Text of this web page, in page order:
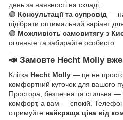
день за наявності на складі;
🟢 Консультації та супровід —
підібрати оптимальний варіант
🟢 Можливість самовитягу з
огляньте та забирайте особисто.
📣 Замовте Hecht Molly вже
Клітка Hecht Molly — це не
комфортний куточок для вашого
Простора, безпечна та стильна —
комфорт, а вам — спокій.
отримуйте найкраща ціна від